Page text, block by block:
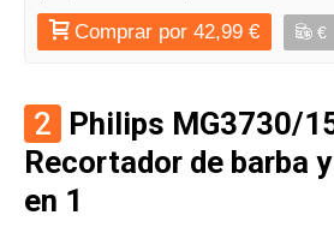
Comprar por 42,99 € €
2 Philips MG3730/
Recortador de barba
en 1